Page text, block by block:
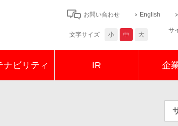
お問い合わせ English
文字サイズ 小 中 大
サ
ナビリティ IR 企